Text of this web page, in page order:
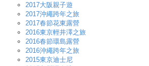
2017大阪親子遊
2017沖繩跨年之旅
2017春節花東露營
2016東京輕井澤之旅
2016春節環島露營
2016沖繩跨年之旅
2015東京迪士尼